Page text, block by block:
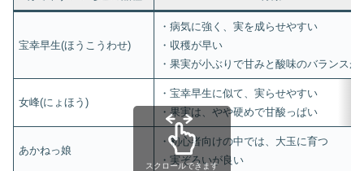
宝幸早生(ほうこうわせ)
・病気に強く、実を成らせやすい
・収穫が早い
・果実が小ぶりで甘みと酸味のバランスが
女峰(にょほう)
・宝幸早生に似て、実らせやすい
・果実は、やや硬めで甘酸っぱい
あかねっ娘
・初心者向けの中では、大玉に育つ
・実ぞろいが良い
スクロールできます